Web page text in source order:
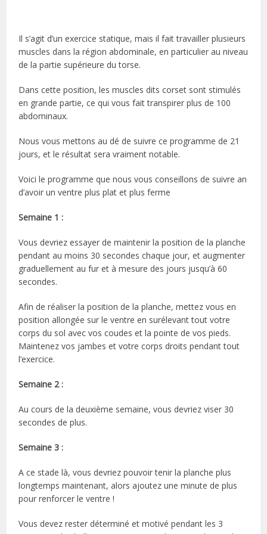
Il s’agit d’un exercice statique, mais il fait travailler plusieurs
muscles dans la région abdominale, en particulier au niveau
de la partie supérieure du torse.
Dans cette position, les muscles dits corset sont stimulés
en grande partie, ce qui vous fait transpirer plus de 100
abdominaux.
Nous vous mettons au dé de suivre ce programme de 21
jours, et le résultat sera vraiment notable.
Voici le programme que nous vous conseillons de suivre an
d’avoir un ventre plus plat et plus ferme
Semaine 1 :
Vous devriez essayer de maintenir la position de la planche
pendant au moins 30 secondes chaque jour, et augmenter
graduellement au fur et à mesure des jours jusqu’à 60
secondes.
Afin de réaliser la position de la planche, mettez vous en
position allongée sur le ventre en surélevant tout votre
corps du sol avec vos coudes et la pointe de vos pieds.
Maintenez vos jambes et votre corps droits pendant tout
l’exercice.
Semaine 2 :
Au cours de la deuxième semaine, vous devriez viser 30
secondes de plus.
Semaine 3 :
A ce stade là, vous devriez pouvoir tenir la planche plus
longtemps maintenant, alors ajoutez une minute de plus
pour renforcer le ventre !
Vous devez rester déterminé et motivé pendant les 3